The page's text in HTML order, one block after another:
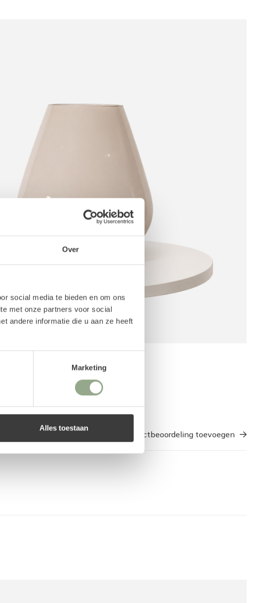
Over
social media te bieden en om ons
met onze partners voor social
andere informatie die u aan ze heeft
Marketing
Alles toestaan
Een productbeoordeling toevoegen